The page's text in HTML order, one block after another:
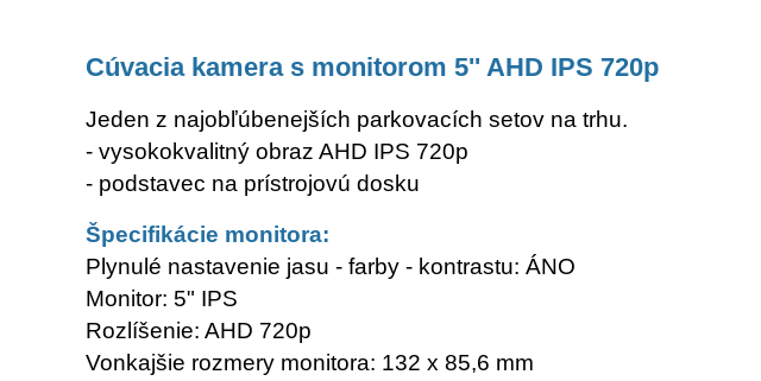
Cúvacia kamera s monitorom 5'' AHD IPS 720p
Jeden z najobľúbenejších parkovacích setov na trhu.
- vysokokvalitný obraz AHD IPS 720p
- podstavec na prístrojovú dosku
Špecifikácie monitora:
Plynulé nastavenie jasu - farby - kontrastu: ÁNO
Monitor: 5" IPS
Rozlíšenie: AHD 720p
Vonkajšie rozmery monitora: 132 x 85,6 mm